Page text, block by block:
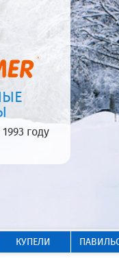
году
КУПЕЛИ